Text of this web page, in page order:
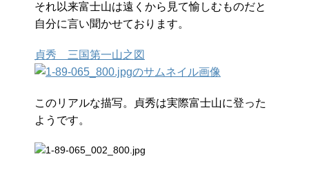
それ以来富士山は遠くから見て愉しむものだと
自分に言い聞かせております。
貞秀 三国第一山之図
このリアルな描写。貞秀は実際富士山に登った
ようです。